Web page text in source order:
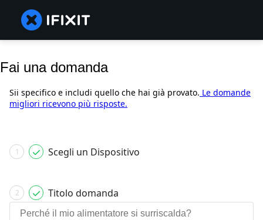
Fai una domanda
Sii specifico e includi quello che hai già provato. Le domande
migliori ricevono più risposte.
1 Scegli un Dispositivo
2 Titolo domanda